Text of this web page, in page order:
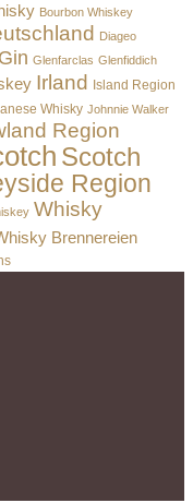
Bourbon Whiskey
Diageo
Gin Glenfarclas Glenfiddich
Irland Island Region
Whisky Johnnie Walker
Region
Scotch
Region
Whisky
Brennereien